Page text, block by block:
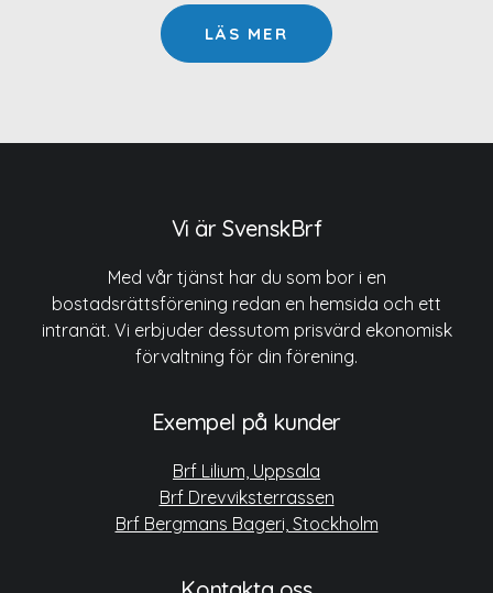
LÄS MER
Vi är SvenskBrf
Med vår tjänst har du som bor i en
bostadsrättsförening redan en hemsida och ett
intranät. Vi erbjuder dessutom prisvärd ekonomisk
förvaltning för din förening.
Exempel på kunder
Brf Lilium, Uppsala
Brf Drevviksterrassen
Brf Bergmans Bageri, Stockholm